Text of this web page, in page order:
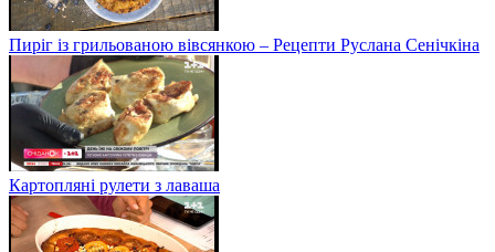
Пиріг із грильованою вівсянкою – Рецепти Руслана Сенічкіна
Картопляні рулети з лаваша